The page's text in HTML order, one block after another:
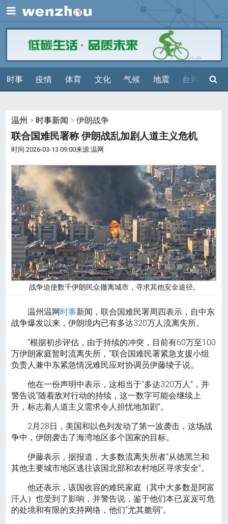
展开
时事 疫情 体育 文化 气候 地震 台风 天气
搜索
温州 > 时事新闻 > 伊朗战争
联合国难民署称 伊朗战乱加剧人道主义危机
时间:2026-03-13 09:00来源:温网
战争迫使数千伊朗民众撤离城市，寻求其他安全途径。
温州温网 时事新闻，联合国难民署周四表示，自中东
战争爆发以来，伊朗境内已有多达320万人流离失所。
“根据初步评估，由于持续的冲突，目前有60万至100
万伊朗家庭暂时流离失所，”联合国难民署紧急支援小组
负责人兼中东紧急情况难民应对协调员伊藤绫子说。
他在一份声明中表示，这相当于“多达320万人”，并
警告说“随着敌对行动的持续，这一数字可能会继续上
升，标志着人道主义需求令人担忧地加剧”。
2月28日，美国和以色列发动了第一波袭击，这场战
争中，伊朗袭击了海湾地区多个国家的目标。
伊藤表示，据报道，大多数流离失所者“从德黑兰和
其他主要城市地区逃往该国北部和农村地区寻求安全”。
他还表示，该国收容的难民家庭（其中大多数是阿富
汗人）也受到了影响，并警告说，鉴于他们本已岌岌可危
的处境和有限的支持网络，他们“尤其脆弱”。